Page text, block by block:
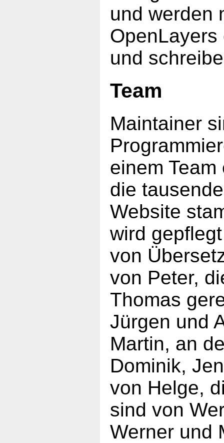
und werden
und
Team
Maintainer
einem
die
Website
wird
von
von Peter,
Thomas
Jürgen und
Martin, an
Dominik,
von Helge,
sind von
Werner und